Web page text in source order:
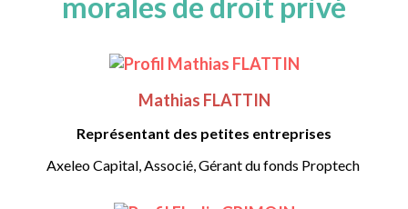
Mathias FLATTIN
Représentant des petites entreprises
Axeleo Capital, Associé, Gérant du fonds Proptech